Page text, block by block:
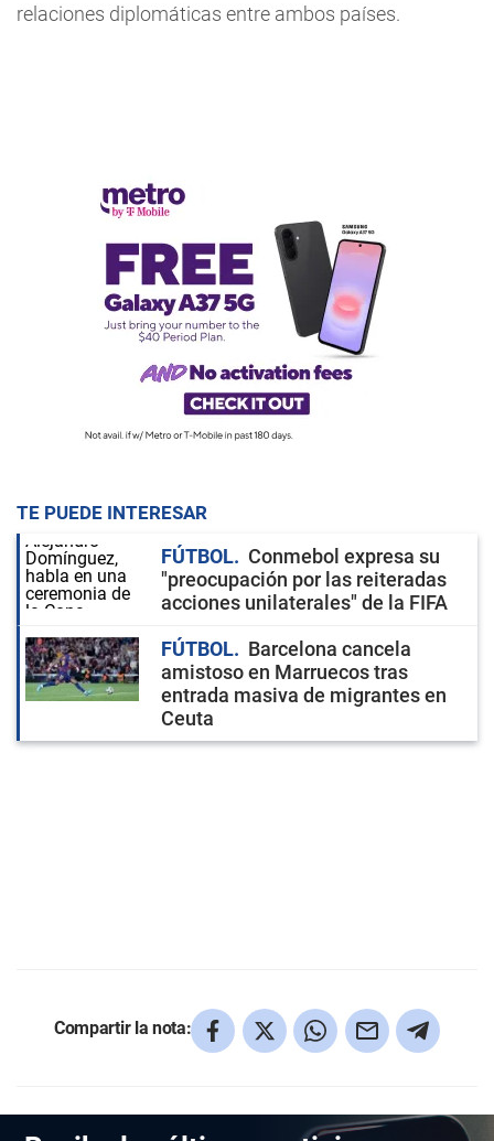
relaciones diplomáticas entre ambos países.
TE PUEDE INTERESAR
FÚTBOL
Conmebol expresa su
"preocupación por las reiteradas
acciones unilaterales" de la FIFA
FÚTBOL
Barcelona cancela
amistoso en Marruecos tras
entrada masiva de migrantes en
Ceuta
Compartir la nota: